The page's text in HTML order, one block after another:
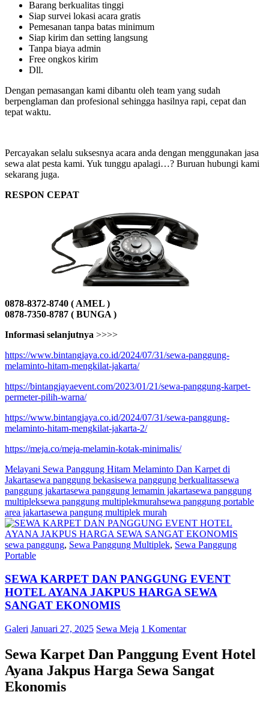
Barang berkualitas tinggi
Siap survei lokasi acara gratis
Pemesanan tanpa batas minimum
Siap kirim dan setting langsung
Tanpa biaya admin
Free ongkos kirim
Dll.
Dengan pemasangan kami dibantu oleh team yang sudah
berpenglaman dan profesional sehingga hasilnya rapi, cepat dan
tepat waktu.
Percayakan selalu suksesnya acara anda dengan menggunakan jasa
sewa alat pesta kami. Yuk tunggu apalagi…? Buruan hubungi kami
sekarang juga.
RESPON CEPAT
0878-8372-8740 ( AMEL )
0878-7350-8787 ( BUNGA )
Informasi selanjutnya >>>>
https://www.bintangjaya.co.id/2024/07/31/sewa-panggung-
melaminto-hitam-mengkilat-jakarta/
https://bintangjayaevent.com/2023/01/21/sewa-panggung-karpet-
permeter-pilih-warna/
https://www.bintangjaya.co.id/2024/07/31/sewa-panggung-
melaminto-hitam-mengkilat-jakarta-2/
https://meja.co/meja-melamin-kotak-minimalis/
Melayani Sewa Panggung Hitam Melaminto Dan Karpet di
Jakartasewa panggung bekasisewa panggung berkualitassewa
panggung jakartasewa panggung lemamin jakartasewa panggung
multipleksewa panggung multiplekmurahsewa panggung portable
area jakartasewa pangung multiplek murah
sewa panggung, Sewa Panggung Multiplek, Sewa Panggung
Portable
SEWA KARPET DAN PANGGUNG EVENT
HOTEL AYANA JAKPUS HARGA SEWA
SANGAT EKONOMIS
Galeri Januari 27, 2025 Sewa Meja 1 Komentar
Sewa Karpet Dan Panggung Event Hotel
Ayana Jakpus Harga Sewa Sangat
Ekonomis